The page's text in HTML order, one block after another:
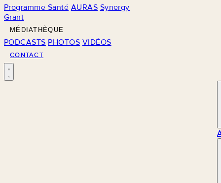
Programme Santé AURAS Synergy
Grant
MÉDIATHÈQUE
PODCASTS PHOTOS VIDÉOS
CONTACT